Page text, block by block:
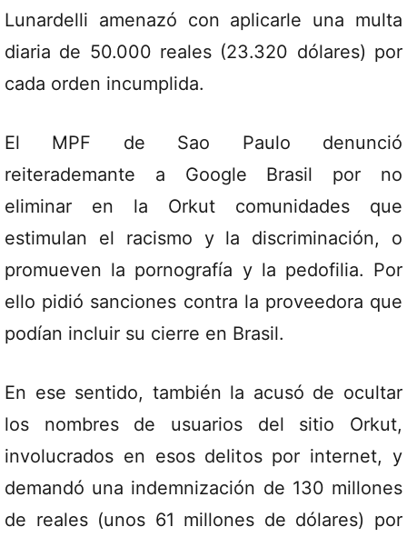
Lunardelli amenazó con aplicarle una multa
diaria de 50.000 reales (23.320 dólares) por
cada orden incumplida.
El MPF de Sao Paulo denunció
reiterademante a Google Brasil por no
eliminar en la Orkut comunidades que
estimulan el racismo y la discriminación, o
promueven la pornografía y la pedofilia. Por
ello pidió sanciones contra la proveedora que
podían incluir su cierre en Brasil.
En ese sentido, también la acusó de ocultar
los nombres de usuarios del sitio Orkut,
involucrados en esos delitos por internet, y
demandó una indemnización de 130 millones
de reales (unos 61 millones de dólares) por